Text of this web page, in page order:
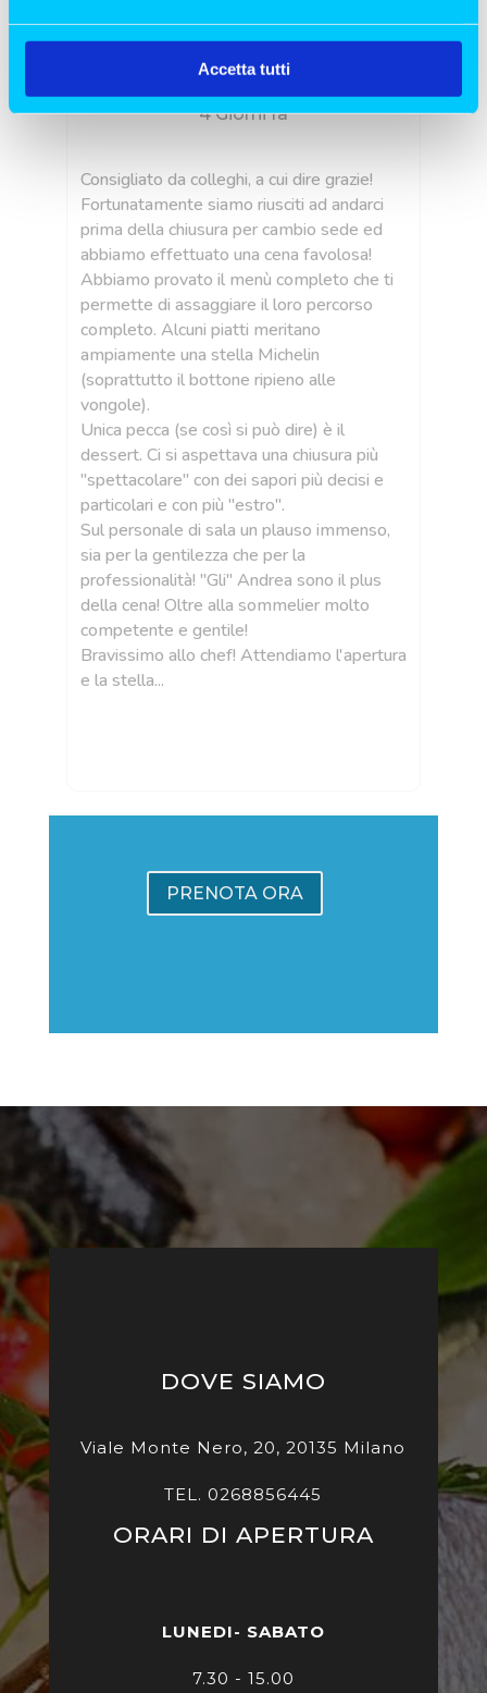
Accetta tutti
Bellissima esperienza!
4 Giorni fa
Consigliato da colleghi, a cui dire grazie!
Fortunatamente siamo riusciti ad andarci
prima della chiusura per cambio sede ed
abbiamo effettuato una cena favolosa!
Abbiamo provato il menù completo che ti
permette di assaggiare il loro percorso
completo. Alcuni piatti meritano
ampiamente una stella Michelin
(soprattutto il bottone ripieno alle
vongole).
Unica pecca (se così si può dire) è il
dessert. Ci si aspettava una chiusura più
"spettacolare" con dei sapori più decisi e
particolari e con più "estro".
Sul personale di sala un plauso immenso,
sia per la gentilezza che per la
professionalità! "Gli" Andrea sono il plus
della cena! Oltre alla sommelier molto
competente e gentile!
Bravissimo allo chef! Attendiamo l'apertura
e la stella...
PRENOTA ORA
DOVE SIAMO
Viale Monte Nero, 20, 20135 Milano
TEL. 0268856445
ORARI DI APERTURA
LUNEDI- SABATO
7.30 - 15.00